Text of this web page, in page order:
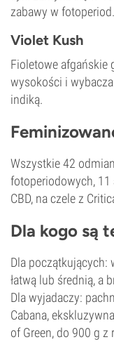
zabawy w fotoperiod.
Violet Kush
Fioletowe afgańskie
wysokości i
indiką.
Wszystkie 42
fotoperiodowych,
CBD, na czele z
Dla kogo są
Dla początkujących:
łatwą lub średnią, a
Dla wyjadaczy:
Cabana,
of Green, do 900 g